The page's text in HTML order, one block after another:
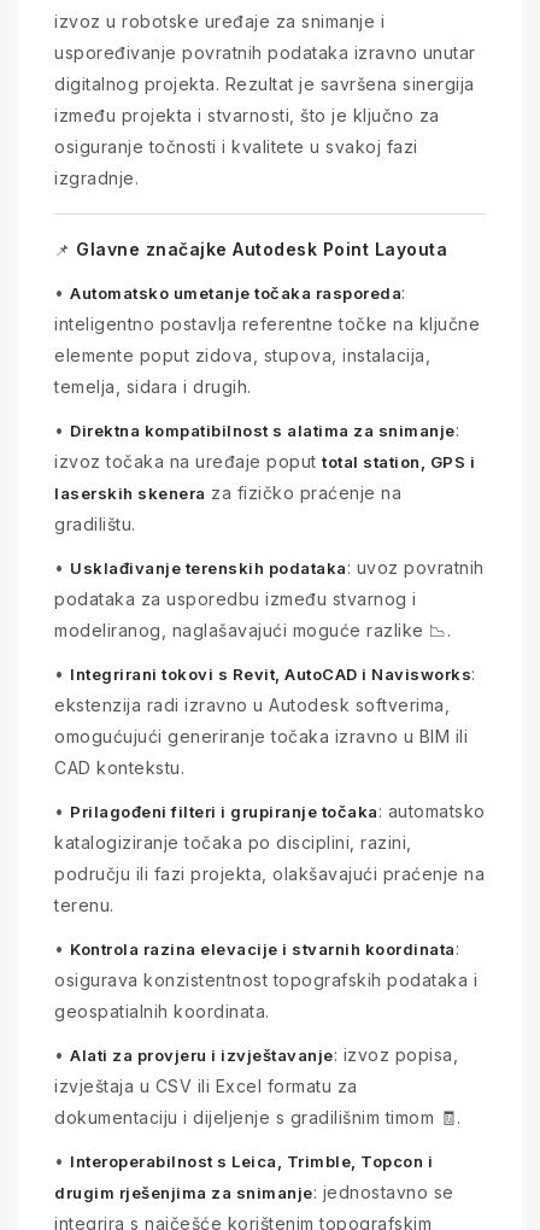
izvoz u robotske uređaje za snimanje i
uspoređivanje povratnih podataka izravno unutar
digitalnog projekta. Rezultat je savršena sinergija
između projekta i stvarnosti, što je ključno za
osiguranje točnosti i kvalitete u svakoj fazi
izgradnje.
📌 Glavne značajke Autodesk Point Layouta
• Automatsko umetanje točaka rasporeda:
inteligentno postavlja referentne točke na ključne
elemente poput zidova, stupova, instalacija,
temelja, sidara i drugih.
• Direktna kompatibilnost s alatima za snimanje:
izvoz točaka na uređaje poput total station, GPS i
laserskih skenera za fizičko praćenje na
gradilištu.
• Usklađivanje terenskih podataka: uvoz povratnih
podataka za usporedbu između stvarnog i
modeliranog, naglašavajući moguće razlike 📉.
• Integrirani tokovi s Revit, AutoCAD i Navisworks:
ekstenzija radi izravno u Autodesk softverima,
omogućujući generiranje točaka izravno u BIM ili
CAD kontekstu.
• Prilagođeni filteri i grupiranje točaka: automatsko
katalogiziranje točaka po disciplini, razini,
području ili fazi projekta, olakšavajući praćenje na
terenu.
• Kontrola razina elevacije i stvarnih koordinata:
osigurava konzistentnost topografskih podataka i
geospatialnih koordinata.
• Alati za provjeru i izvještavanje: izvoz popisa,
izvještaja u CSV ili Excel formatu za
dokumentaciju i dijeljenje s gradilišnim timom 🧾.
• Interoperabilnost s Leica, Trimble, Topcon i
drugim rješenjima za snimanje: jednostavno se
integrira s najčešće korištenim topografskim